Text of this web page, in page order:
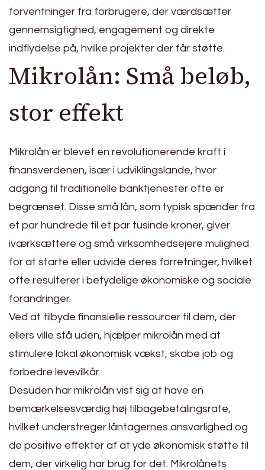
forventninger fra forbrugere, der værdsætter
gennemsigtighed, engagement og direkte
indflydelse på, hvilke projekter der får støtte.
Mikrolån: Små beløb,
stor effekt
Mikrolån er blevet en revolutionerende kraft i
finansverdenen, især i udviklingslande, hvor
adgang til traditionelle banktjenester ofte er
begrænset. Disse små lån, som typisk spænder fra
et par hundrede til et par tusinde kroner, giver
iværksættere og små virksomhedsejere mulighed
for at starte eller udvide deres forretninger, hvilket
ofte resulterer i betydelige økonomiske og sociale
forandringer.
Ved at tilbyde finansielle ressourcer til dem, der
ellers ville stå uden, hjælper mikrolån med at
stimulere lokal økonomisk vækst, skabe job og
forbedre levevilkår.
Desuden har mikrolån vist sig at have en
bemærkelsesværdig høj tilbagebetalingsrate,
hvilket understreger låntagernes ansvarlighed og
de positive effekter af at yde økonomisk støtte til
dem, der virkelig har brug for det. Mikrolånets